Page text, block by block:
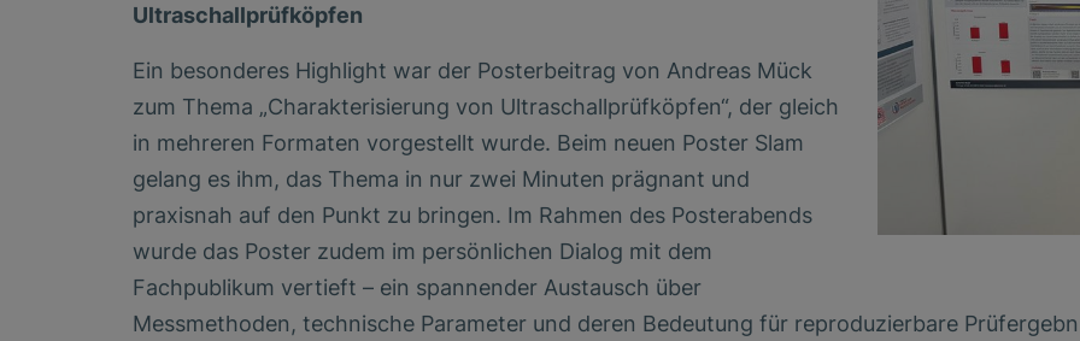
Ultraschallprüfköpfen
Ein besonderes Highlight war der Posterbeitrag von Andreas Mück
zum Thema „Charakterisierung von Ultraschallprüfköpfen“, der gleich
in mehreren Formaten vorgestellt wurde. Beim neuen Poster Slam
gelang es ihm, das Thema in nur zwei Minuten prägnant und
praxisnah auf den Punkt zu bringen. Im Rahmen des Posterabends
wurde das Poster zudem im persönlichen Dialog mit dem
Fachpublikum vertieft – ein spannender Austausch über
Messmethoden, technische Parameter und deren Bedeutung für reproduzierbare